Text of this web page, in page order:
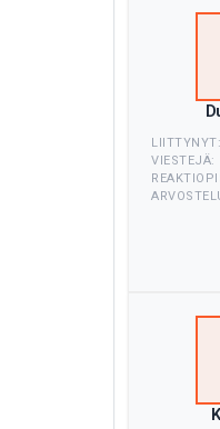
LIITTYNYT:
VIESTEJÄ: